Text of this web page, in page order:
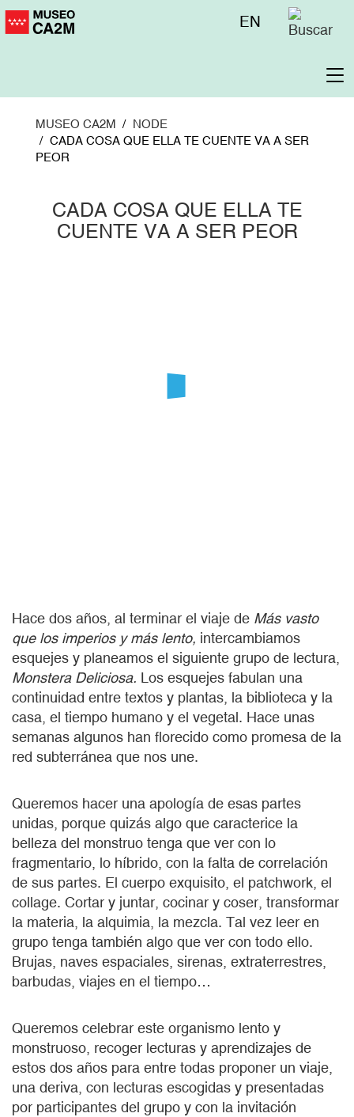
Pasar
Menú
EN
MUSEO CA2M
NODE
CADA COSA QUE ELLA TE CUENTE VA A SER
PEOR
CADA COSA QUE ELLA TE
CUENTE VA A SER PEOR
Hace dos años, al terminar el viaje de Más vasto
que los imperios y más lento, intercambiamos
esquejes y planeamos el siguiente grupo de lectura,
Monstera Deliciosa. Los esquejes fabulan una
continuidad entre textos y plantas, la biblioteca y la
casa, el tiempo humano y el vegetal. Hace unas
semanas algunos han florecido como promesa de la
red subterránea que nos une.
Queremos hacer una apología de esas partes
unidas, porque quizás algo que caracterice la
belleza del monstruo tenga que ver con lo
fragmentario, lo híbrido, con la falta de correlación
de sus partes. El cuerpo exquisito, el patchwork, el
collage. Cortar y juntar, cocinar y coser, transformar
la materia, la alquimia, la mezcla. Tal vez leer en
grupo tenga también algo que ver con todo ello.
Brujas, naves espaciales, sirenas, extraterrestres,
barbudas, viajes en el tiempo…
Queremos celebrar este organismo lento y
monstruoso, recoger lecturas y aprendizajes de
estos dos años para entre todas proponer un viaje,
una deriva, con lecturas escogidas y presentadas
por participantes del grupo y con la invitación